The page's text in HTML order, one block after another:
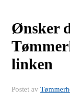
Ønsker
linken
Postet av